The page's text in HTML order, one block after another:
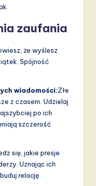
zaufania
że wyślesz
Spójność
wiadomości:Złe
z czasem. Udzielaj
po ich
szczerość
się, jakie presje
Uznając ich
relację.